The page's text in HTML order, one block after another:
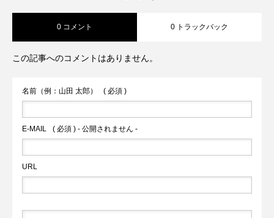
プン前倒しへ 山都町の通潤橋が熊本県
対話式ＡＩ ＣｈａｔＧＰＴの実証実験
を申請へ
0 コメント 0 トラックバック
この記事へのコメントはありません。
名前（例：山田 太郎） ( 必須 )
E-MAIL ( 必須 ) - 公開されません -
URL